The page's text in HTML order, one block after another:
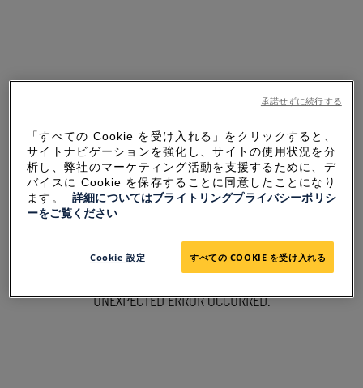
SORRY FOR THE
INCONVENIENCE
UNEXPECTED ERROR OCCURRED.
「すべての Cookie を受け入れる」をクリックすると、
サイトナビゲーションを強化し、サイトの使用状況を分
析し、弊社のマーケティング活動を支援するために、デ
バイスに Cookie を保存することに同意したことになり
ます。
詳細についてはブライトリングプライバシーポリシ
ーをご覧ください
Cookie 設定 すべての COOKIE を受け入れる
承諾せずに続行する